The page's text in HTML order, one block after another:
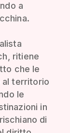
a
ritiene
che le
al territorio
le
in
di